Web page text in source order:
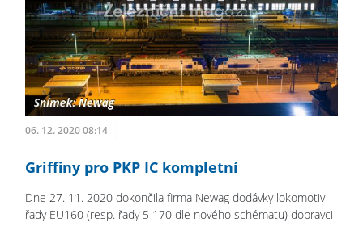
06. 12. 2020 08:14
Griffiny pro PKP IC kompletní
Dne 27. 11. 2020 dokončila firma Newag dodávky lokomotiv
řady EU160 (resp. řady 5 170 dle nového schématu) dopravci